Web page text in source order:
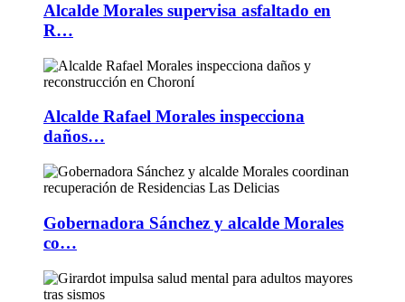
Alcalde Morales supervisa asfaltado en
R…
Alcalde Rafael Morales inspecciona
daños…
Gobernadora Sánchez y alcalde Morales
co…